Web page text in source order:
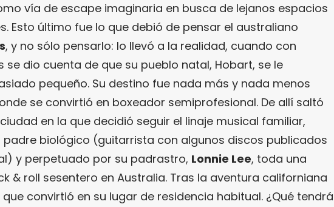
vía de escape imaginaria en busca de lejanos espacios
Esto último fue lo que debió de pensar el australiano
, y no sólo pensarlo: lo llevó a la realidad, cuando con
se dio cuenta de que su pueblo natal, Hobart, se le
pequeño. Su destino fue nada más y nada menos
se convirtió en boxeador semiprofesional. De allí saltó
en la que decidió seguir el linaje musical familiar,
padre biológico (guitarrista con algunos discos publicados
y perpetuado por su padrastro, Lonnie Lee, toda una
& roll sesentero en Australia. Tras la aventura californiana
convirtió en su lugar de residencia habitual. ¿Qué tendrá